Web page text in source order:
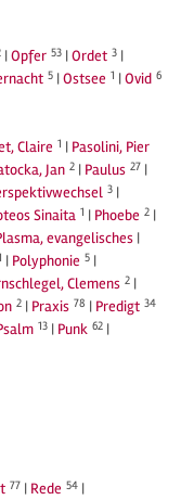
|Opfer 53 |Ordet 3 |
5 |Ostsee 1 |Ovid 6
Claire 1 | Pasolini, Pier
Jan 2 | Paulus 27 |
3 |
Sinaita 1 | Phoebe 2 |
evangelisches |
| Polyphonie 5 |
Clemens 2 |
2 | Praxis 78 | Predigt 34
13 | Punk 62 |
77 | Rede 54 |